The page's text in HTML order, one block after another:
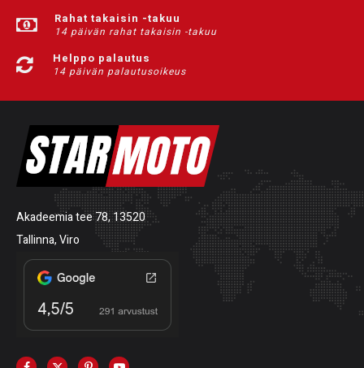
Rahat takaisin -takuu
14 päivän rahat takaisin -takuu
Helppo palautus
14 päivän palautusoikeus
Akadeemia tee 78, 13520
Tallinna, Viro